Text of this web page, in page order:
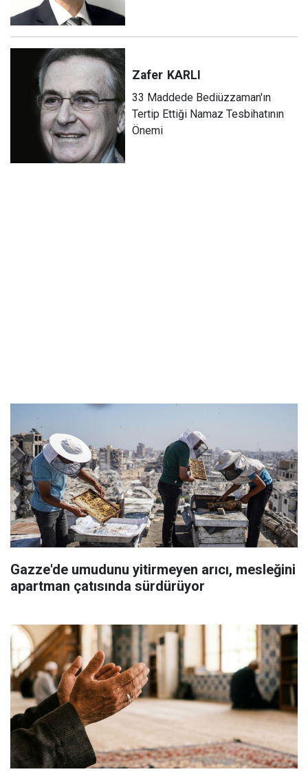
Zafer KARLI
33 Maddede Bediüzzaman'ın
Tertip Ettiği Namaz Tesbihatının
Önemi
Gazze'de umudunu yitirmeyen arıcı, mesleğini
apartman çatısında sürdürüyor